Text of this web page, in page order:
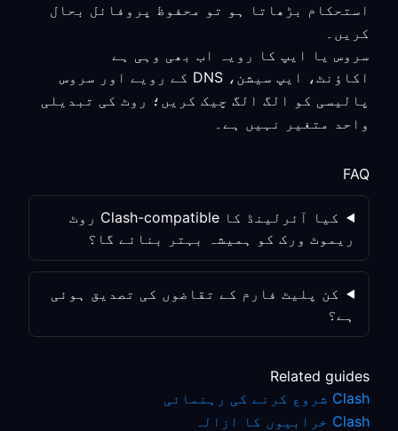
استحکام بڑھاتا ہو تو محفوظ پروفائل بحال
کریں۔
سروس یا ایپ کا رویہ اب بھی وہی ہے
اکاؤنٹ، ایپ سیشن، DNS کے رویے اور سروس
پالیسی کو الگ الگ چیک کریں؛ روٹ کی تبدیلی
واحد متغیر نہیں ہے۔
FAQ
کیا آئرلینڈ کا Clash-compatible روٹ
ریموٹ ورک کو ہمیشہ بہتر بنائے گا؟
کن پلیٹ فارم کے تقاضوں کی تصدیق ہوئی
ہے؟
Related guides
Clash شروع کرنے کی رہنمائی
Clash خرابیوں کا ازالہ